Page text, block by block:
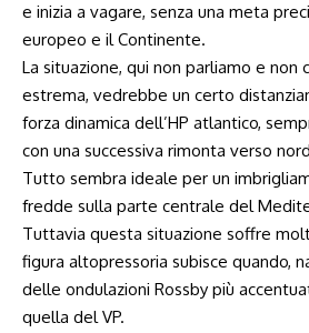
e inizia a vagare, senza una meta
europeo e il Continente.
La situazione, qui non parliamo e non
estrema, vedrebbe un certo
forza dinamica dell’HP atlantico,
con una successiva rimonta verso
Tutto sembra ideale per un
fredde sulla parte centrale del
Tuttavia questa situazione soffre
figura altopressoria subisce quando,
delle ondulazioni Rossby più
quella del VP.